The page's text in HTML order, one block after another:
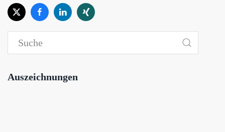
Auszeichnungen